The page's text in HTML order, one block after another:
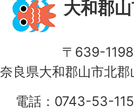
大和郡
〒639-1198
奈良県大和郡山市北
電話：0743-53-